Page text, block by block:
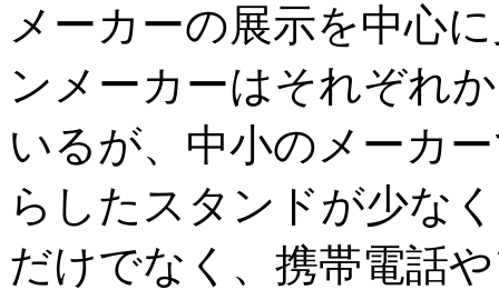
メーカーの展示を中心
ンメーカーはそれぞれ
いるが、中小のメーカ
らしたスタンドが少な
だけでなく、携帯電話